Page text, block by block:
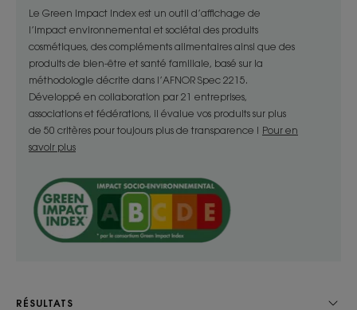
Avantages
Son packaging aux pictogrammes amusants et
ludiques favorise l’autonomie et son délicat
parfum de pêche ravira les petits gourmands.
Bénéfices
- Lavant : une formule biodégradable et délicate,
à la mousse crémeuse et légère qui nettoie en
douceur cheveux et cuir chevelu
- Démêlant : sa formule apaisante riche en Avoine
doux et brillants, sans nœuds.
Le Green Impact Index est un outil d’affichage de
l’impact environnemental et sociétal des produits
cosmétiques, des compléments alimentaires ainsi que des
produits de bien-être et santé familiale, basé sur la
méthodologie décrite dans l’AFNOR Spec 2215.
Développé en collaboration par 21 entreprises,
associations et fédérations, il évalue vos produits sur plus
de 50 critères pour toujours plus de transparence ! Pour en
savoir plus
RÉSULTATS